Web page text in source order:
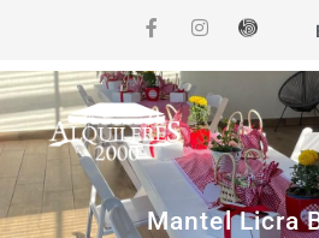
Mantel Licra